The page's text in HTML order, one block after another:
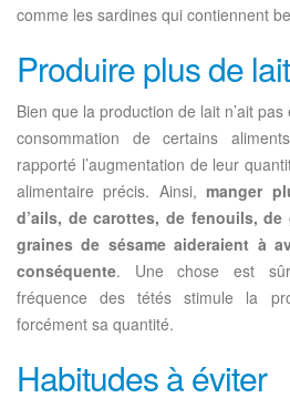
comme les sardines qui contiennent
Produire plus de lait
Bien que la production de lait n’ait
consommation de certains
rapporté l’augmentation de leur
alimentaire précis. Ainsi, manger
d’ails, de carottes, de fenouils,
graines de sésame aideraient à
conséquente. Une chose est
fréquence des tétés stimule la
forcément sa quantité.
Habitudes à éviter